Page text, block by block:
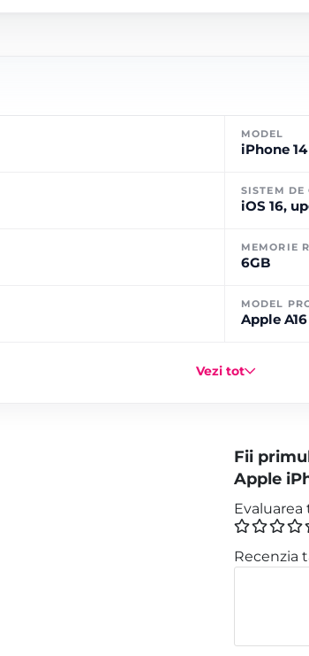
MODEL
iPhone
SISTEM DE
iOS 16,
MEMORIE
6GB
MODEL
Apple
Vezi tot
Fii
Apple
Evaluarea
Recenzia